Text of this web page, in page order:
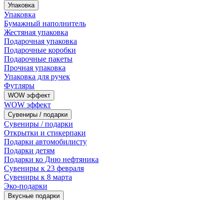
Упаковка
Упаковка
Бумажный наполнитель
Жестяная упаковка
Подарочная упаковка
Подарочные коробки
Подарочные пакеты
Прочная упаковка
Упаковка для ручек
Футляры
WOW эффект
WOW эффект
Сувениры / подарки
Сувениры / подарки
Открытки и стикерпаки
Подарки автомобилисту
Подарки детям
Подарки ко Дню нефтяника
Сувениры к 23 февраля
Сувениры к 8 марта
Эко-подарки
Вкусные подарки